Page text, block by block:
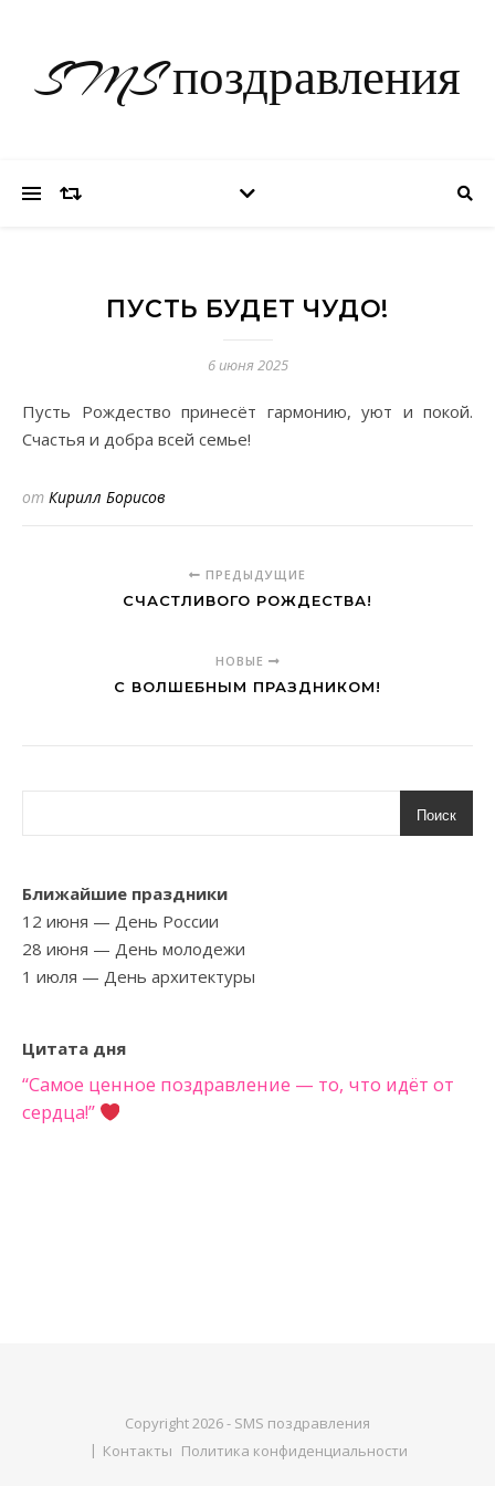
SMS поздравления
ПУСТЬ БУДЕТ ЧУДО!
6 июня 2025
Пусть Рождество принесёт гармонию, уют и покой.
Счастья и добра всей семье!
от Кирилл Борисов
ПРЕДЫДУЩИЕ
СЧАСТЛИВОГО РОЖДЕСТВА!
НОВЫЕ
С ВОЛШЕБНЫМ ПРАЗДНИКОМ!
Поиск
Ближайшие праздники
12 июня — День России
28 июня — День молодежи
1 июля — День архитектуры
Цитата дня
“Самое ценное поздравление — то, что идёт от
сердца!”
Copyright 2026 - SMS поздравления
Контакты Политика конфиденциальности